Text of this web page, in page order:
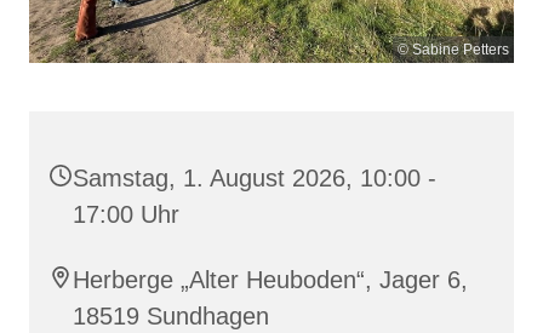
© Sabine Petters
Samstag, 1. August 2026, 10:00 -
17:00 Uhr
Herberge „Alter Heuboden“, Jager 6,
18519 Sundhagen